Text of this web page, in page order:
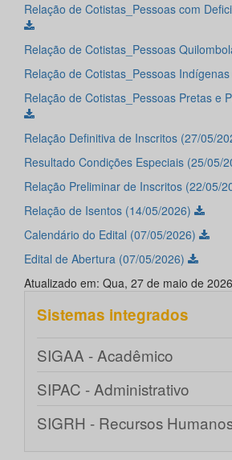
Relação de Cotistas_Pessoas com
Relação de Cotistas_Pessoas
Relação de Cotistas_Pessoas
Relação de Cotistas_Pessoas Pretas e
Relação Definitiva de Inscritos (27/05/
Resultado Condições Especiais (25/05/
Relação Preliminar de Inscritos (22/05/
Relação de Isentos (14/05/2026)
Calendário do Edital (07/05/2026)
Edital de Abertura (07/05/2026)
Atualizado em: Qua, 27 de maio de
Sistemas integrados
SIGAA - Acadêmico
SIPAC - Administrativo
SIGRH - Recursos